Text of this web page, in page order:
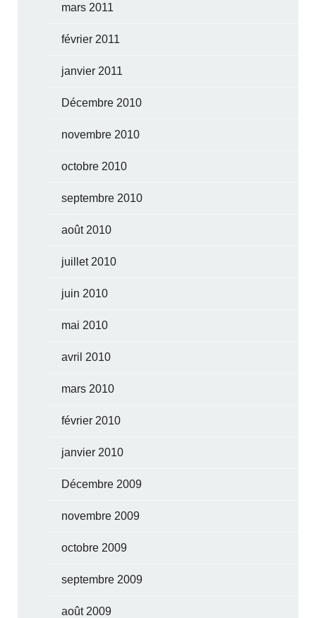
mars 2011
février 2011
janvier 2011
Décembre 2010
novembre 2010
octobre 2010
septembre 2010
août 2010
juillet 2010
juin 2010
mai 2010
avril 2010
mars 2010
février 2010
janvier 2010
Décembre 2009
novembre 2009
octobre 2009
septembre 2009
août 2009